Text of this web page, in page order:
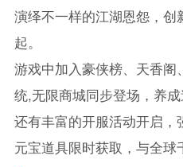
演绎不一样的江湖恩怨，
起。
游戏中加入豪侠榜、天香阁
统,无限商城同步登场，养成
还有丰富的开服活动开启
元宝道具限时获取，与全球